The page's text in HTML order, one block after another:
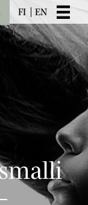
FI EN